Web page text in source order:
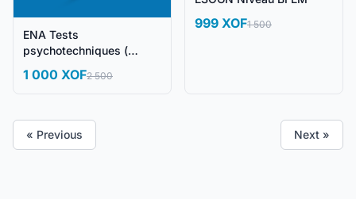
ENA Tests
psychotechniques (
1 000 XOF2 500
999 XOF1 500
« Previous Next »